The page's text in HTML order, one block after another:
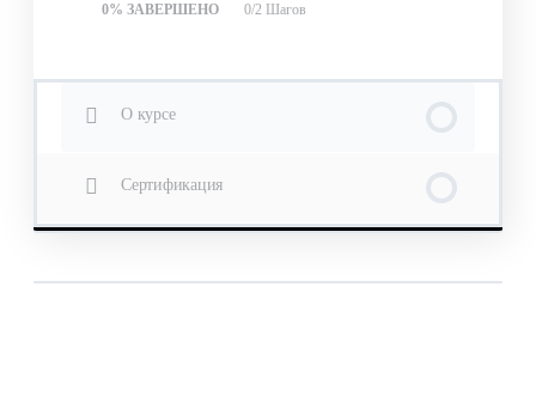
0% ЗАВЕРШЕНО 0/2 Шагов
О курсе
Сертификация